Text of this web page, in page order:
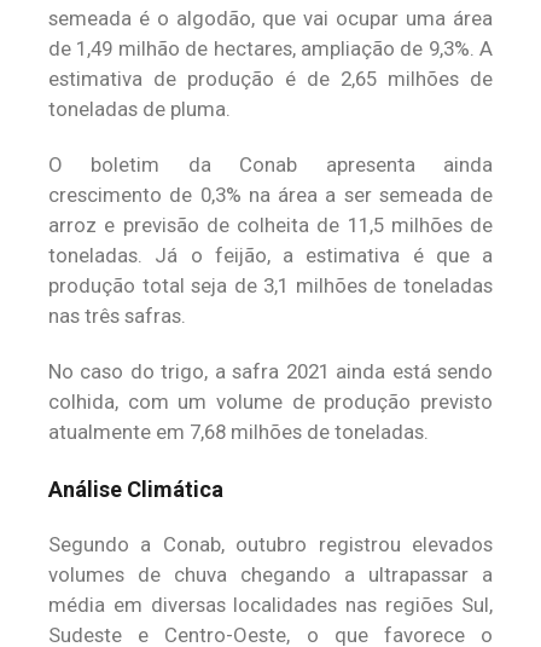
semeada é o algodão, que vai ocupar uma área
de 1,49 milhão de hectares, ampliação de 9,3%. A
estimativa de produção é de 2,65 milhões de
toneladas de pluma.
O boletim da Conab apresenta ainda
crescimento de 0,3% na área a ser semeada de
arroz e previsão de colheita de 11,5 milhões de
toneladas. Já o feijão, a estimativa é que a
produção total seja de 3,1 milhões de toneladas
nas três safras.
No caso do trigo, a safra 2021 ainda está sendo
colhida, com um volume de produção previsto
atualmente em 7,68 milhões de toneladas.
Análise Climática
Segundo a Conab, outubro registrou elevados
volumes de chuva chegando a ultrapassar a
média em diversas localidades nas regiões Sul,
Sudeste e Centro-Oeste, o que favorece o